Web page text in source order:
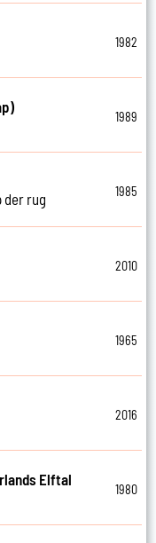
1982
1989
der rug
1985
2010
1965
2016
Elftal
1980